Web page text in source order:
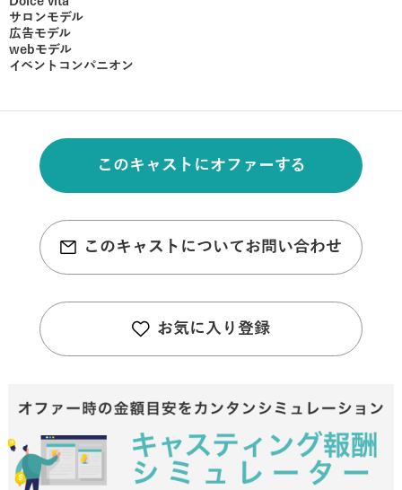
サロンモデル
広告モデル
webモデル
イベントコンパニオン
このキャストにオファーする
このキャストについてお問い合わせ
お気に入り登録